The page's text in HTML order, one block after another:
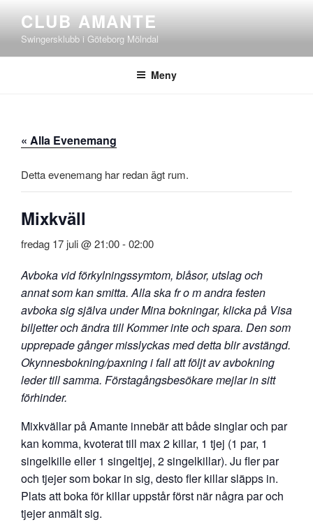
innehåll
CLUB AMANTE
Swingersklubb i Göteborg Mölndal
Meny
« Alla Evenemang
Detta evenemang har redan ägt rum.
Mixkväll
fredag 17 juli @ 21:00-02:00
Avboka vid förkylningssymtom, blåsor, utslag och
annat som kan smitta. Alla ska fr o m andra festen
avboka sig själva under Mina bokningar, klicka på Visa
biljetter och ändra till Kommer inte och spara. Den som
upprepade gånger misslyckas med detta blir avstängd.
Okynnesbokning/paxning i fall att följt av avbokning
leder till samma. Förstagångsbesökare mejlar in sitt
förhinder.
Mixkvällar på Amante innebär att både singlar och par
kan komma, kvoterat till max 2 killar, 1 tjej (1 par, 1
singelkille eller 1 singeltjej, 2 singelkillar). Ju fler par
och tjejer som bokar in sig, desto fler killar släpps in.
Plats att boka för killar uppstår först när några par och
tjejer anmält sig.